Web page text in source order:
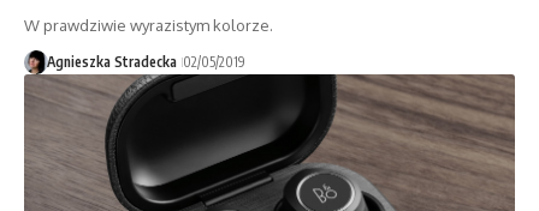
W prawdziwie wyrazistym kolorze.
Agnieszka Stradecka 02/05/2019